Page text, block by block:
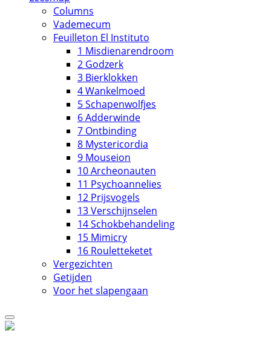
Columns
Vademecum
Feuilleton El Instituto
1 Misdienarendroom
2 Godzerk
3 Bierklokken
4 Wankelmoed
5 Schapenwolfjes
6 Adderwinde
7 Ontbinding
8 Mystericordia
9 Mouseion
10 Archeonauten
11 Psychoannelies
12 Prijsvogels
13 Verschijnselen
14 Schokbehandeling
15 Mimicry
16 Rouletteketet
Vergezichten
Getijden
Voor het slapengaan